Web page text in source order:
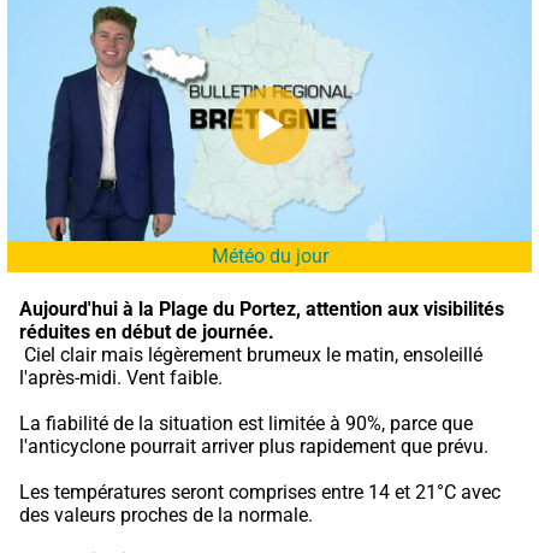
Météo du jour
Aujourd'hui à la Plage du Portez, attention aux visibilités
réduites en début de journée.
l'après-midi. Vent faible.
La fiabilité de la situation est limitée à 90%, parce que
l'anticyclone pourrait arriver plus rapidement que prévu.
Les températures seront comprises entre 14 et 21°C avec
des valeurs proches de la normale.